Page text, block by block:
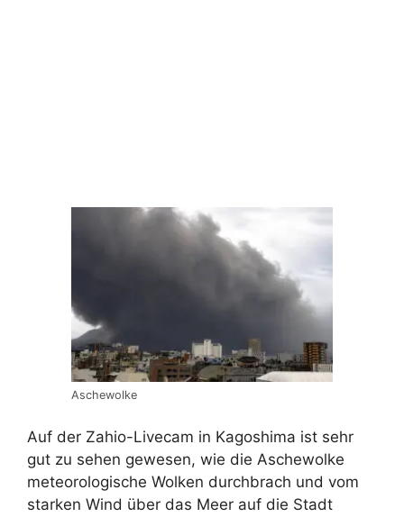
Aschewolke
Auf der Zahio-Livecam in Kagoshima ist sehr
gut zu sehen gewesen, wie die Aschewolke
meteorologische Wolken durchbrach und vom
starken Wind über das Meer auf die Stadt